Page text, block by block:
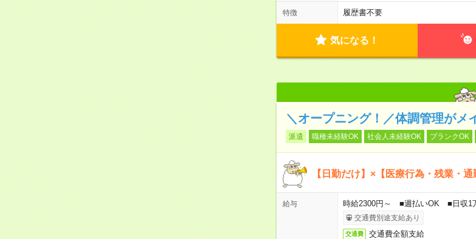
特徴 履歴書不要
気になる！
＼オープニング！／体調管理がメ
派遣 職種未経験OK 社会人未経験OK ブランクOK
【日勤だけ】×【医療行為・残業・
給与 時給2300円～ ■週払いOK ■日収1
交通費別途支給あり
交通費 交通費全額支給